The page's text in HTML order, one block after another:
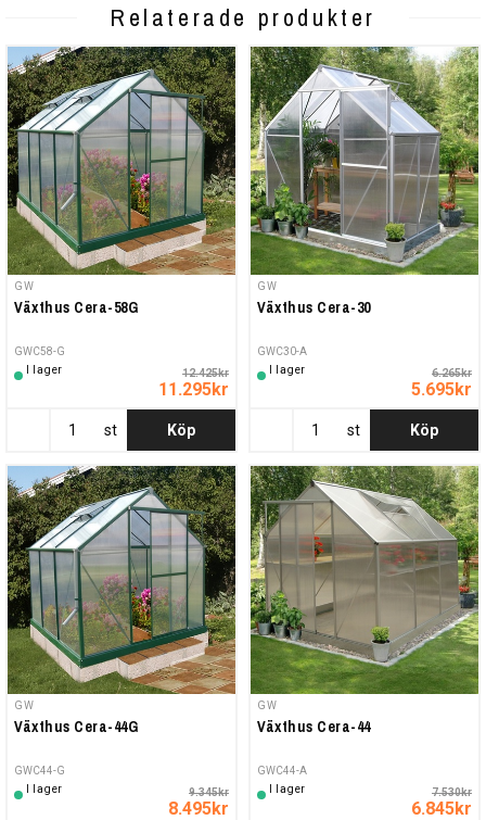
Relaterade produkter
GW
Växthus Cera-58G
GWC58-G
I lager
12.425kr
11.295kr
st Köp
GW
Växthus Cera-30
GWC30-A
I lager
6.265kr
5.695kr
st Köp
GW
Växthus Cera-44G
GWC44-G
I lager
9.345kr
8.495kr
GW
Växthus Cera-44
GWC44-A
I lager
7.530kr
6.845kr